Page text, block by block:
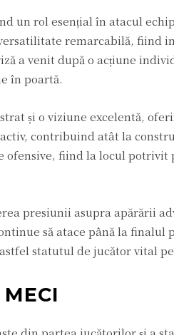
un rol esențial în atacul
remarcabilă, fiind
a venit după o acțiune
în poartă.
și o viziune excelentă,
contribuind atât la
ofensive, fiind la locul potrivit
presiunii asupra apărării
să atace până la finalul
statutul de jucător vital